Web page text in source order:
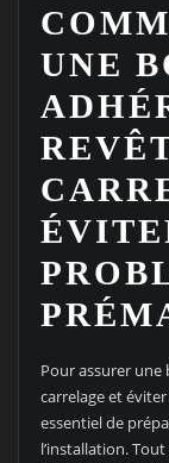
UNE
Pour assurer
carrelage et
essentiel de
l’installation.